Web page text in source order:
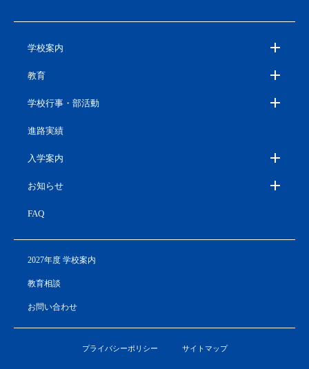
学校案内
教育
学校行事・部活動
進路実績
入学案内
お知らせ
FAQ
2027年度 学校案内
教育相談
お問い合わせ
プライバシーポリシー サイトマップ